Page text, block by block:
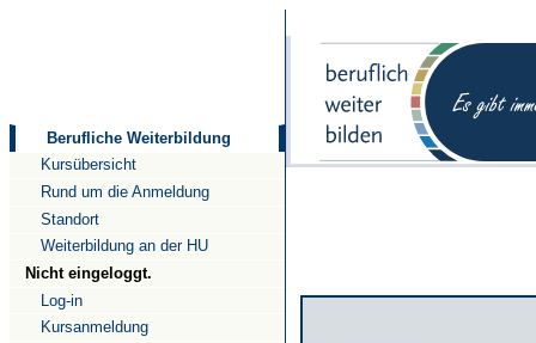
Berufliche Weiterbildung
Kursübersicht
Rund um die Anmeldung
Standort
Weiterbildung an der HU
Nicht eingeloggt.
Log-in
Kursanmeldung